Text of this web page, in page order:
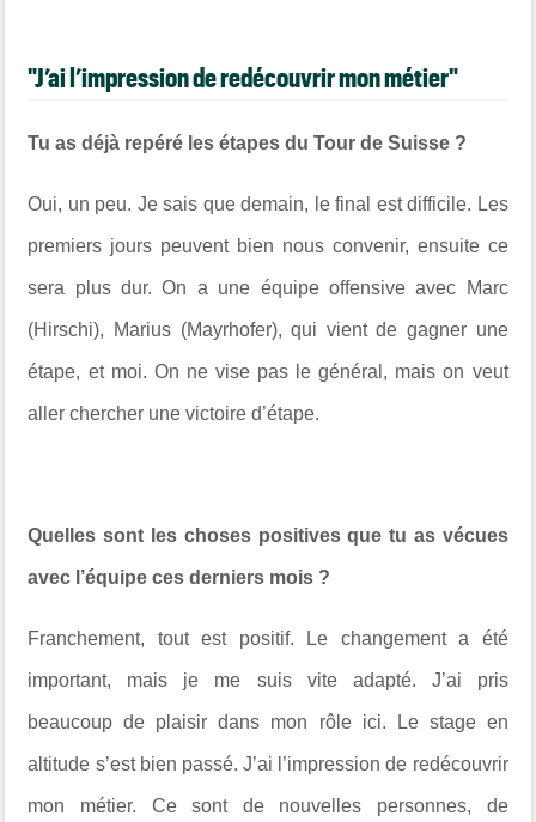
"J’ai l’impression de redécouvrir mon métier"
Tu as déjà repéré les étapes du Tour de Suisse ?
Oui, un peu. Je sais que demain, le final est difficile. Les
premiers jours peuvent bien nous convenir, ensuite ce
sera plus dur. On a une équipe offensive avec Marc
(Hirschi), Marius (Mayrhofer), qui vient de gagner une
étape, et moi. On ne vise pas le général, mais on veut
aller chercher une victoire d’étape.
Quelles sont les choses positives que tu as vécues
avec l’équipe ces derniers mois ?
Franchement, tout est positif. Le changement a été
important, mais je me suis vite adapté. J’ai pris
beaucoup de plaisir dans mon rôle ici. Le stage en
altitude s’est bien passé. J’ai l’impression de redécouvrir
mon métier. Ce sont de nouvelles personnes, de